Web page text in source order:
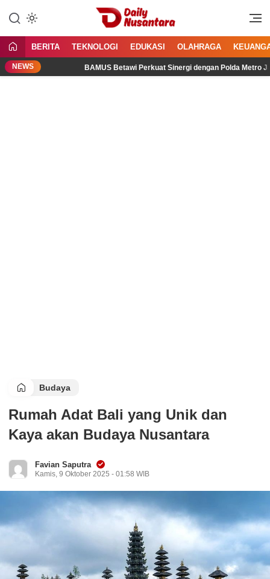
konten
Daily Nusantara
Menyajikan Fakta, Menginspirasi
BERITA TEKNOLOGI EDUKASI OLAHRAGA
NEWS BAMUS Betawi Perkuat Sinergi dengan Polda Metro Jaya,
Budaya
Rumah Adat Bali yang Unik dan
Kaya akan Budaya Nusantara
Favian Saputra
Kamis, 9 Oktober 2025 - 01:58 WIB